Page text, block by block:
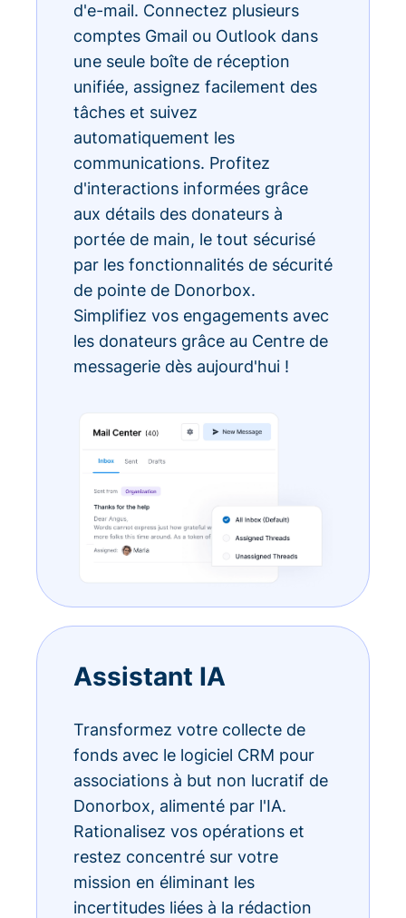
d'e-mail. Connectez plusieurs
comptes Gmail ou Outlook dans
une seule boîte de réception
unifiée, assignez facilement des
tâches et suivez
automatiquement les
communications. Profitez
d'interactions informées grâce
aux détails des donateurs à
portée de main, le tout sécurisé
par les fonctionnalités de sécurité
de pointe de Donorbox.
Simplifiez vos engagements avec
les donateurs grâce au Centre de
messagerie dès aujourd'hui !
Assistant IA
Transformez votre collecte de
fonds avec le logiciel CRM pour
associations à but non lucratif de
Donorbox, alimenté par l'IA.
Rationalisez vos opérations et
restez concentré sur votre
mission en éliminant les
incertitudes liées à la rédaction